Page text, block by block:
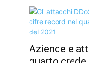
Aziende e